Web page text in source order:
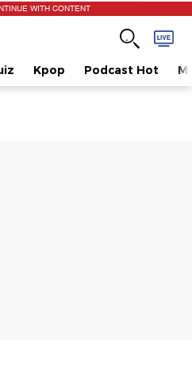
WITH CONTENT
Kpop Podcast Hot